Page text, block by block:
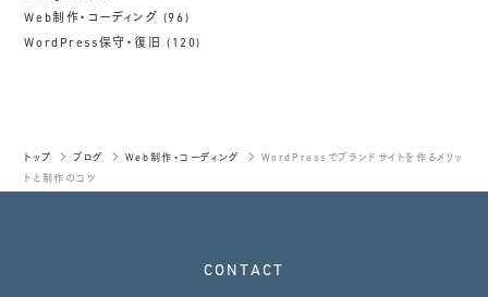
Web制作・コーディング (96)
WordPress保守・復旧 (120)
トップ ブログ Web制作・コーディング WordPressでブランドサイトを作るメリッ
トと制作のコツ
CONTACT